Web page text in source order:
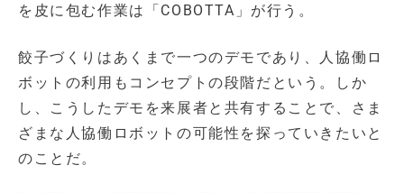
を皮に包む作業は「COBOTTA」が行う。
餃子づくりはあくまで一つのデモであり、人協働ロ
ボットの利用もコンセプトの段階だという。しか
し、こうしたデモを来展者と共有することで、さま
ざまな人協働ロボットの可能性を探っていきたいと
のことだ。